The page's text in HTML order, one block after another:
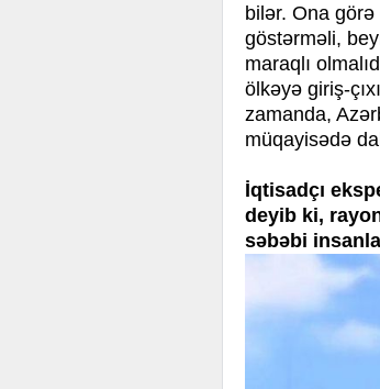
bilər. Ona
göstərməli,
maraqlı
ölkəyə giriş-
zamanda,
müqayisədə
İqtisadçı
deyib ki,
səbəbi